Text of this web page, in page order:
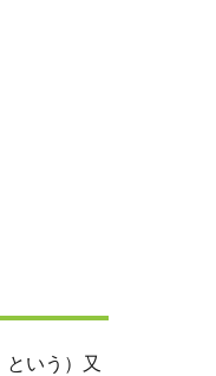
いう）又